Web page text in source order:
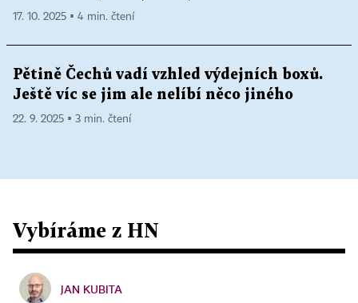
17. 10. 2025 ▪ 4 min. čtení
Pětině Čechů vadí vzhled výdejních boxů.
Ještě víc se jim ale nelíbí něco jiného
22. 9. 2025 ▪ 3 min. čtení
Vybíráme z HN
JAN KUBITA